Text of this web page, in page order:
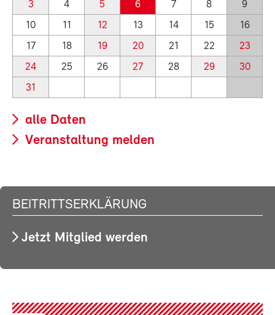
3 4 5 6 7 8
9
10
11 12 13 14 15
16
17
18 19 20 21 22
23
24
25 26 27 28 29
30
31
alle Daten
Veranstaltung melden
BEITRITTSERKLÄRUNG
Jetzt Mitglied werden